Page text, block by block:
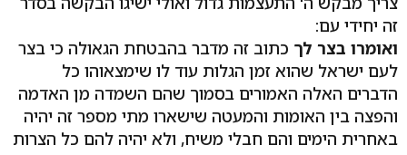
זה יחידי עם:
ואומרו בצר לך כתוב זה מדבר בהבטחת הגאולה כי בצר
לעם ישראל שהוא זמן הגלות עוד לו שימצאוהו כל
הדברים האלה האמורים בסמוך שהם השמדה מן האדמה
והפצה בין האומות והמעטה שישארו מתי מספר זה יהיה
באחרית הימים והם חבלי משיח, ולא יהיה להם כל הצרות